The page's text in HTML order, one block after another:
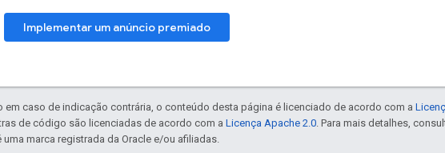
Implementar um anúncio premiado
em caso de indicação contrária, o conteúdo desta página é licenciado de acordo com a
de código são licenciadas de acordo com a Licença Apache 2.0 . Para mais detalhes,
uma marca registrada da Oracle e/ou afiliadas.